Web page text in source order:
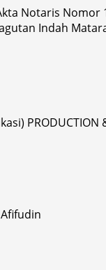
Notaris Nomor
Indah